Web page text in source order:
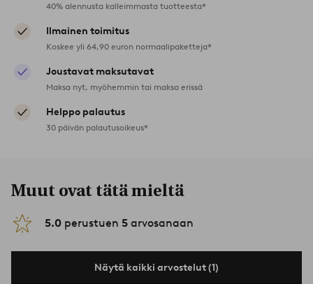
40% alennusta kalleimmasta tuotteesta*
Ilmainen toimitus
Koskee yli 64,90 euron normaalipaketteja*
Joustavat maksutavat
Maksa nyt, myöhemmin tai maksa erissä
Helppo palautus
30 päivän palautusoikeus*
Muut ovat tätä mieltä
5.0 perustuen 5 arvosanaan
Näytä kaikki arvostelut (1)